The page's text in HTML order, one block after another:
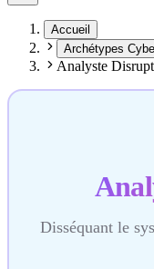
Accueil
Archétypes
Analyste
Disséquant le